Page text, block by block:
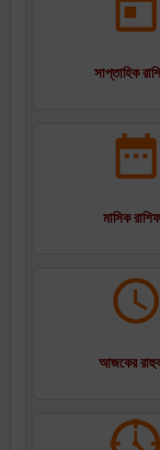
সাপ্তাহিক
মাসিক
আজকের